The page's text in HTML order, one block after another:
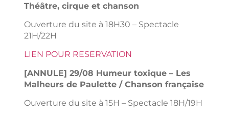
Théâtre, cirque et chanson
Ouverture du site à 18H30 – Spectacle
21H/22H
LIEN POUR RESERVATION
[ANNULE] 29/08 Humeur toxique – Les
Malheurs de Paulette / Chanson française
Ouverture du site à 15H – Spectacle 18H/19H